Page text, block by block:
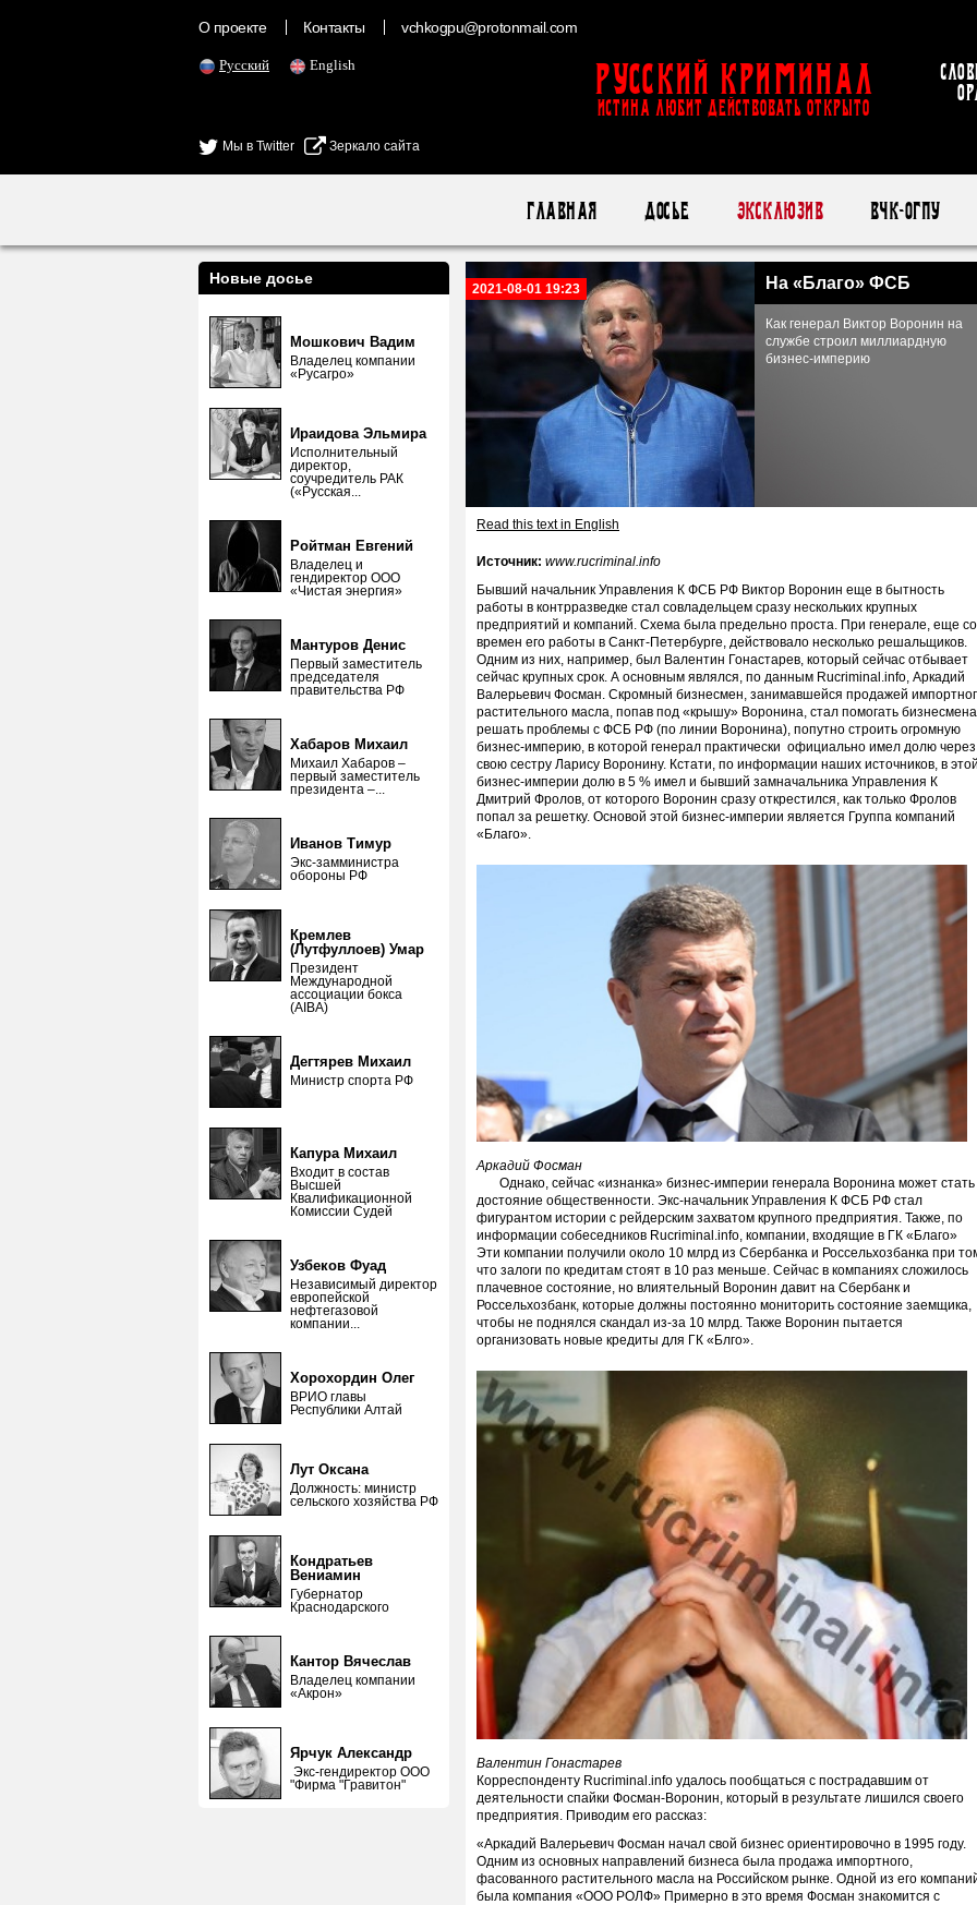
О проекте Контакты vchkogpu@protonmail.com
Русский English
Мы в Twitter Зеркало сайта
Русский Криминал
ИСТИНА ЛЮБИТ ДЕЙСТВОВАТЬ ОТКРЫТО
Главная Досье Эксклюзив ВЧК-ОГПУ
Новые досье
Мошкович Вадим
Владелец компании
«Русагро»
Ираидова Эльмира
Исполнительный
директор,
соучредитель РАК
(«Русская...
Ройтман Евгений
Владелец и
гендиректор ООО
«Чистая энергия»
Мантуров Денис
Первый заместитель
председателя
правительства РФ
Хабаров Михаил
Михаил Хабаров –
первый заместитель
президента –...
Иванов Тимур
Экс-замминистра
обороны РФ
Кремлев
(Лутфуллоев) Умар
Президент
Международной
ассоциации бокса
(AIBA)
Дегтярев Михаил
Министр спорта РФ
Капура Михаил
Входит в состав
Высшей
Квалификационной
Комиссии Судей
Узбеков Фуад
Независимый директор
европейской
нефтегазовой
компании...
Хорохордин Олег
ВРИО главы
Республики Алтай
Лут Оксана
Должность: министр
сельского хозяйства РФ
Кондратьев
Вениамин
Губернатор
Краснодарского
Кантор Вячеслав
Владелец компании
«Акрон»
Ярчук Александр
Экс-гендиректор ООО
"Фирма "Гравитон"
2021-08-01 19:23 На «Благо» ФСБ
Как генерал Виктор Воронин на
службе строил миллиардную
бизнес-империю
Read this text in English
Источник: www.rucriminal.info
Бывший начальник Управления К ФСБ РФ Виктор Воронин еще в бытность
работы в контрразведке стал совладельцем сразу нескольких крупных
предприятий и компаний. Схема была предельно проста. При генерале, еще со
времен его работы в Санкт-Петербурге, действовало несколько решальщиков.
Одним из них, например, был Валентин Гонастарев, который сейчас отбывает
сейчас крупных срок. А основным являлся, по данным Rucriminal.info, Аркадий
Валерьевич Фосман. Скромный бизнесмен, занимавшейся продажей
растительного масла, попав под «крышу» Воронина, стал помогать
решать проблемы с ФСБ РФ (по линии Воронина), попутно строить огромную
бизнес-империю, в которой генерал практически официально имел долю через
свою сестру Ларису Воронину. Кстати, по информации наших источников, в
бизнес-империи долю в 5 % имел и бывший замначальника Управления К
Дмитрий Фролов, от которого Воронин сразу открестился, как только Фролов
попал за решетку. Основой этой бизнес-империи является Группа компаний
«Благо».
Аркадий Фосман
Однако, сейчас «изнанка» бизнес-империи генерала Воронина может стать
достояние общественности. Экс-начальник Управления К ФСБ РФ стал
фигурантом истории с рейдерским захватом крупного предприятия. Также, по
информации собеседников Rucriminal.info, компании, входящие в ГК «Благо»
Эти компании получили около 10 млрд из Сбербанка и Россельхозбанка при
что залоги по кредитам стоят в 10 раз меньше. Сейчас в компаниях сложилось
плачевное состояние, но влиятельный Воронин давит на Сбербанк и
Россельхозбанк, которые должны постоянно мониторить состояние заемщика,
чтобы не поднялся скандал из-за 10 млрд. Также Воронин пытается
организовать новые кредиты для ГК «Блго».
Валентин Гонастарев
Корреспонденту Rucriminal.info удалось пообщаться с пострадавшим от
деятельности спайки Фосман-Воронин, который в результате лишился своего
предприятия. Приводим его рассказ:
«Аркадий Валерьевич Фосман начал свой бизнес ориентировочно в 1995 году.
Одним из основных направлений бизнеса была продажа импортного,
фасованного растительного масла на Российском рынке. Одной из его
была компания «ООО РОЛФ» Примерно в это время Фосман знакомится с